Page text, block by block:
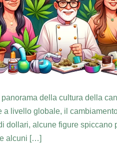
della cultura della
a livello globale, il
dollari, alcune figure
alcuni […]